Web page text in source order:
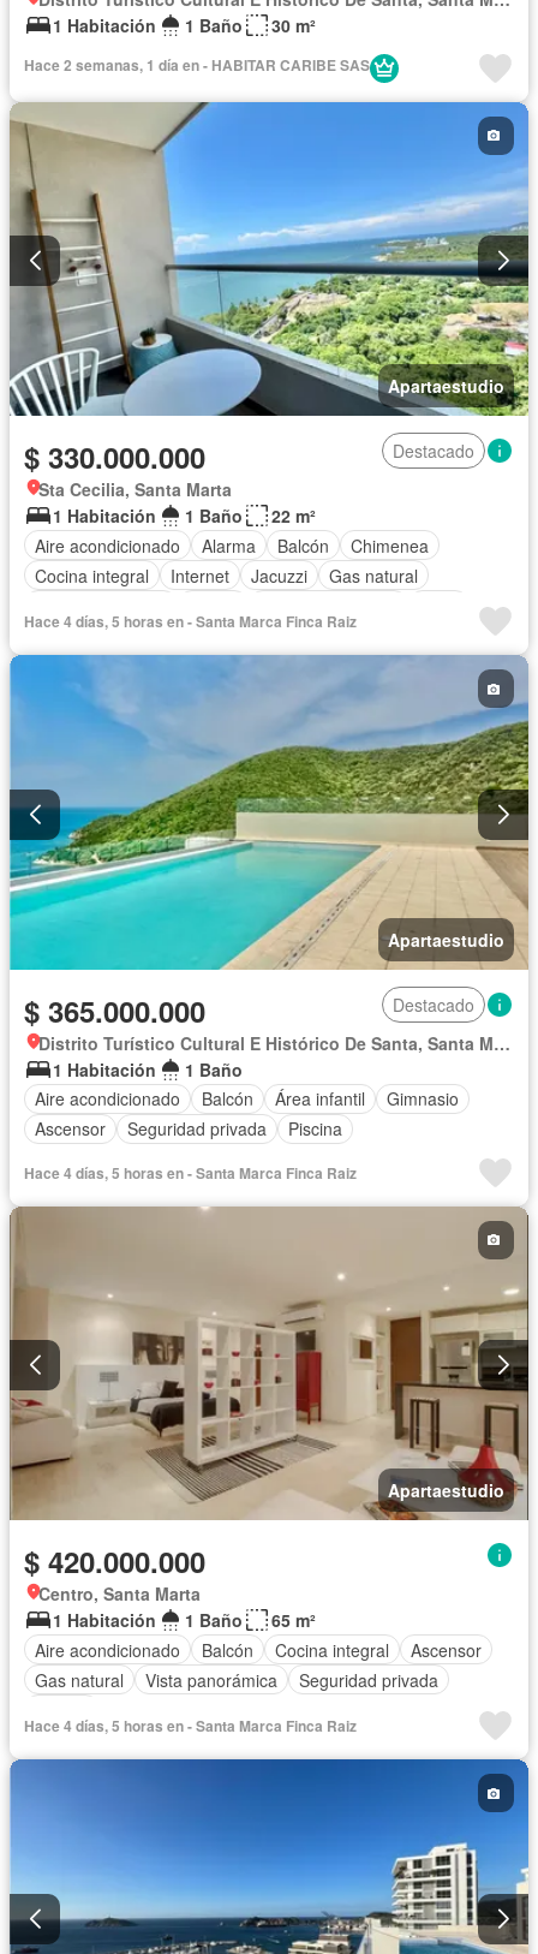
1 Habitación
1 Baño 30 m²
Hace 2 semanas, 1 día en - HABITAR CARIBE SAS
Apartaestudio
$ 330.000.000
Destacado
Sta Cecilia, Santa Marta
1 Habitación
1 Baño
22 m²
Aire acondicionado
Alarma Balcón
Chimenea
Cocina integral
Internet Jacuzzi
Gas natural
Hace 4 días, 5 horas en - Santa Marca Finca Raiz
Apartaestudio
$ 365.000.000
Destacado
Distrito Turístico Cultural E Histórico De Santa, Santa Marta
1 Habitación
1 Baño
Aire acondicionado
Balcón Área infantil
Gimnasio
Ascensor
Seguridad privada Piscina
Hace 4 días, 5 horas en - Santa Marca Finca Raiz
Apartaestudio
$ 420.000.000
Centro, Santa Marta
1 Habitación
1 Baño
65 m²
Aire acondicionado
Balcón Cocina integral
Ascensor
Gas natural
Vista panorámica
Seguridad privada
Hace 4 días, 5 horas en - Santa Marca Finca Raiz